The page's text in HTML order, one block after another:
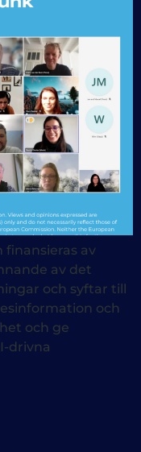
av
av det
och syftar till
och
och ge
drivna